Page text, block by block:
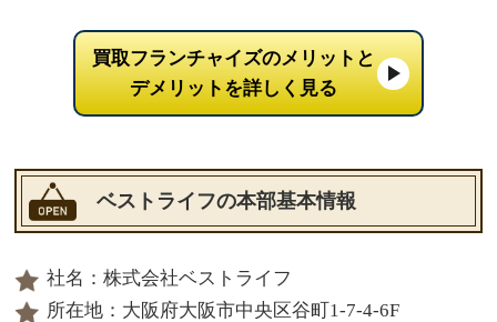
買取フランチャイズのメリットと
デメリットを詳しく見る
ベストライフの本部基本情報
社名：株式会社ベストライフ
所在地：大阪府大阪市中央区谷町1-7-4-6F